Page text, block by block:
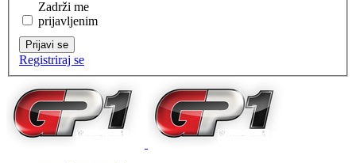
Zadrži me
prijavljenim
Prijavi se
Registriraj se